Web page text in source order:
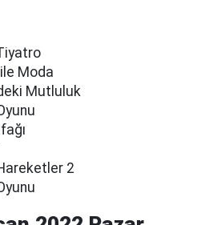
Moda
Mutluluk
2